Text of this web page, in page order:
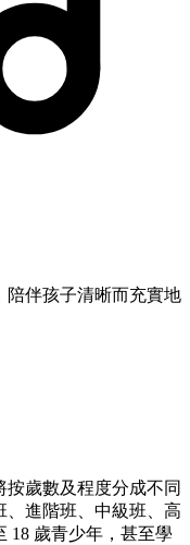
陪伴孩子清晰而充實地
歲數及程度分成不同
進階班、中級班、高
18 歲青少年，甚至學